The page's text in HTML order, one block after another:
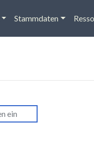
Stammdaten